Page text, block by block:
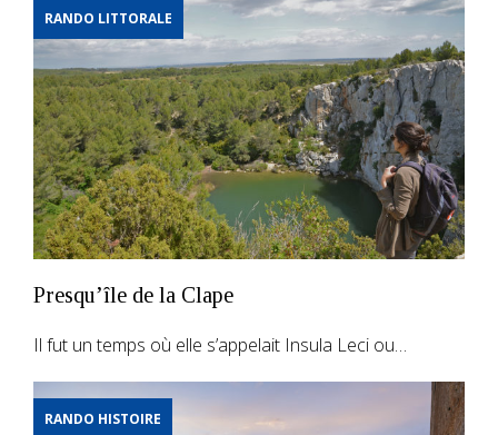
RANDO LITTORALE
Presqu’île de la Clape
Il fut un temps où elle s’appelait Insula Leci ou…
RANDO HISTOIRE